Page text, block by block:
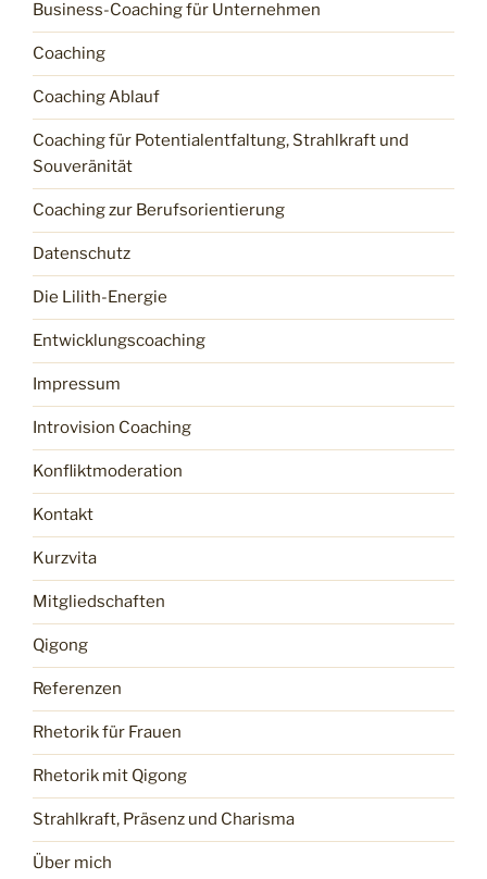
Business-Coaching für Unternehmen
Coaching
Coaching Ablauf
Coaching für Potentialentfaltung, Strahlkraft und
Souveränität
Coaching zur Berufsorientierung
Datenschutz
Die Lilith-Energie
Entwicklungscoaching
Impressum
Introvision Coaching
Konfliktmoderation
Kontakt
Kurzvita
Mitgliedschaften
Qigong
Referenzen
Rhetorik für Frauen
Rhetorik mit Qigong
Strahlkraft, Präsenz und Charisma
Über mich